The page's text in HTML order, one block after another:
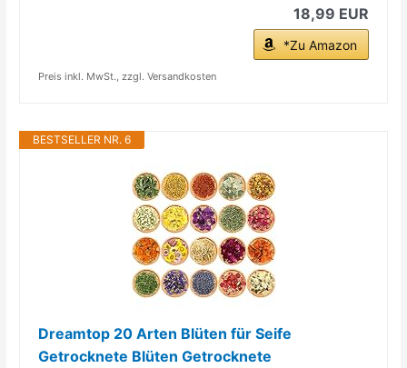
18,99 EUR
*Zu Amazon
Preis inkl. MwSt., zzgl. Versandkosten
BESTSELLER NR. 6
Dreamtop 20 Arten Blüten für Seife
Getrocknete Blüten Getrocknete